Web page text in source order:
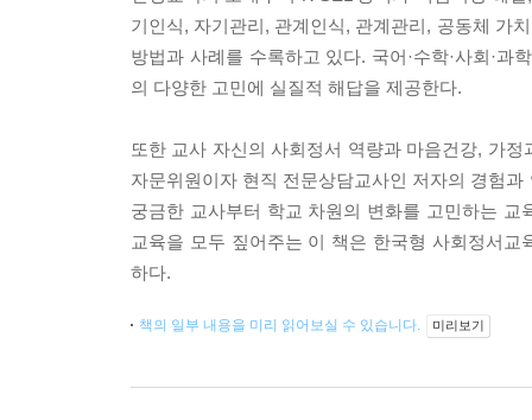
기인식, 자기관리, 관계인식, 관계관리, 공동체 가
방법과 사례를 수록하고 있다. 국어·수학·사회·
의 다양한 고민에 실질적 해답을 제공한다.
또한 교사 자신의 사회정서 역량과 마음건강, 가
자문위원이자 현직 전문상담교사인 저자의 경험
궁금한 교사부터 학교 차원의 변화를 고민하는
교육을 모두 짚어주는 이 책은 한국형 사회정서
하다.
책의 일부 내용을 미리 읽어보실 수 있습니다. 미리보기